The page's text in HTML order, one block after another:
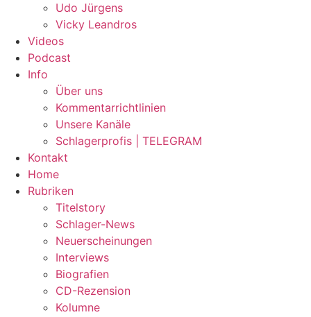
Udo Jürgens
Vicky Leandros
Videos
Podcast
Info
Über uns
Kommentarrichtlinien
Unsere Kanäle
Schlagerprofis | TELEGRAM
Kontakt
Home
Rubriken
Titelstory
Schlager-News
Neuerscheinungen
Interviews
Biografien
CD-Rezension
Kolumne